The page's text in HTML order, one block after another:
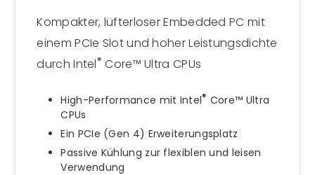
Kompakter, lüfterloser Embedded PC mit
einem PCIe Slot und hoher Leistungsdichte
durch Intel® Core™ Ultra CPUs
High-Performance mit Intel® Core™ Ultra
CPUs
Ein PCIe (Gen 4) Erweiterungsplatz
Passive Kühlung zur flexiblen und leisen
Verwendung